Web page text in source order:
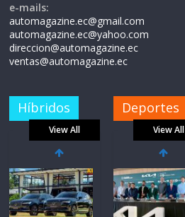
e-mails:
automagazine.ec@gmail.com
automagazine.ec@yahoo.com
direccion@automagazine.ec
ventas@automagazine.ec
Híbridos
View All
Deportes
View All